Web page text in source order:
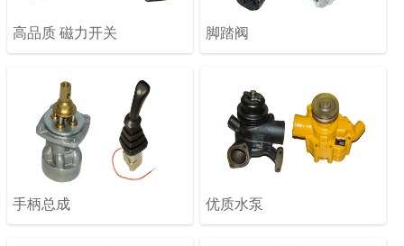
高品质 磁力开关 脚踏阀
手柄总成 优质水泵